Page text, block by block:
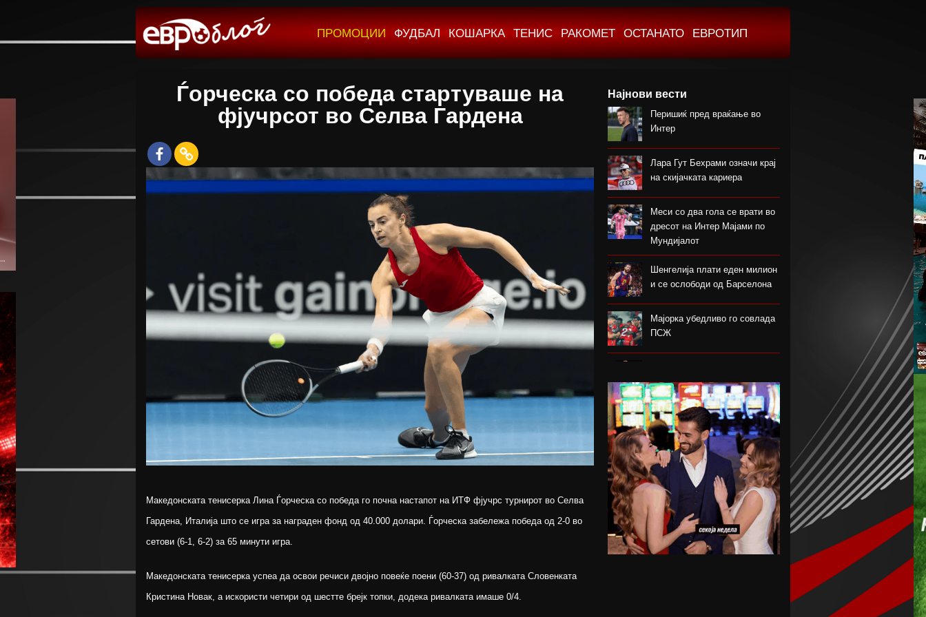
ПРОМОЦИИ ФУДБАЛ КОШАРКА ТЕНИС РАКОМЕТ ОСТАНАТО ЕВРОТИП
Ѓорческа со победа стартуваше на
фјучрсот во Селва Гардена
Македонската тенисерка Лина Ѓорческа со победа го почна настапот на ИТФ фјучрс турнирот во Селва
Гардена, Италија што се игра за награден фонд од 40.000 долари. Ѓорческа забележа победа од 2-0 во
сетови (6-1, 6-2) за 65 минути игра.
Македонската тенисерка успеа да освои речиси двојно повеќе поени (60-37) од ривалката Словенката
Кристина Новак, а искористи четири од шестте брејк топки, додека ривалката имаше 0/4.
Најнови вести
Перишиќ пред враќање во
Интер
Лара Гут Бехрами означи крај
на скијачката кариера
Меси со два гола се врати во
дресот на Интер Мајами по
Мундијалот
Шенгелија плати еден милион
и се ослободи од Барселона
Мајорка убедливо го совлада
ПСЖ
потпиша за Пелистер
Проблемите надминати, Реал
го договори Диоманде
Мекгрегор: Моето колено е
уништено
Германецот Јаисле е нов
менаџер на Њукасл